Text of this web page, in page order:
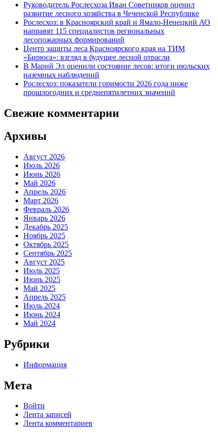
Руководитель Рослесхоза Иван Советников оценил
развитие лесного хозяйства в Чеченской Республике
Рослесхоз: в Красноярский край и Ямало-Ненецкий АО
направят 115 специалистов региональных
лесопожарных формирований
Центр защиты леса Красноярского края на ТИМ
«Бирюса»: взгляд в будущее лесной отрасли
В Марий Эл оценили состояние лесов: итоги июльских
наземных наблюдений
Рослесхоз: показатели горимости 2026 года ниже
прошлогодних и среднепятилетних значений
Свежие комментарии
Архивы
Август 2026
Июль 2026
Июнь 2026
Май 2026
Апрель 2026
Март 2026
Февраль 2026
Январь 2026
Декабрь 2025
Ноябрь 2025
Октябрь 2025
Сентябрь 2025
Август 2025
Июль 2025
Июнь 2025
Май 2025
Апрель 2025
Июль 2024
Июнь 2024
Май 2024
Рубрики
Информация
Мета
Войти
Лента записей
Лента комментариев